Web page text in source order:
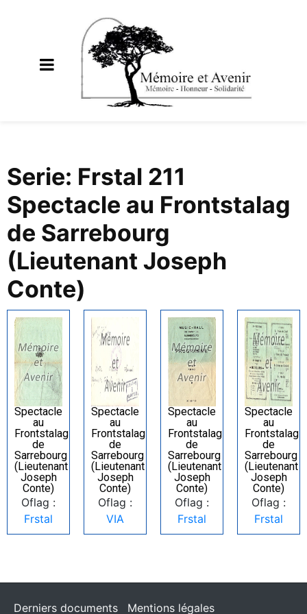
Serie: Frstal 211
Spectacle au Frontstalag
de Sarrebourg
(Lieutenant Joseph
Conte)
Spectacle
au
Frontstalag
de
Sarrebourg
(Lieutenant
Joseph
Conte)
Oflag :
Frstal
Spectacle
au
Frontstalag
de
Sarrebourg
(Lieutenant
Joseph
Conte)
Oflag :
VIA
Spectacle
au
Frontstalag
de
Sarrebourg
(Lieutenant
Joseph
Conte)
Oflag :
Frstal
Spectacle
au
Frontstalag
de
Sarrebourg
(Lieutenant
Joseph
Conte)
Oflag :
Frstal
Derniers documents Mentions légales